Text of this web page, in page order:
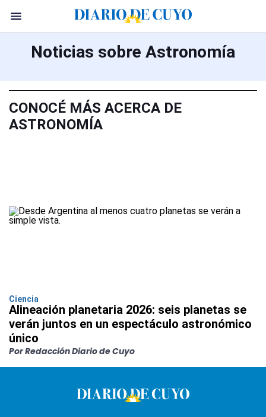
Noticias sobre Astronomía
CONOCÉ MÁS ACERCA DE
ASTRONOMÍA
Ciencia
Alineación planetaria 2026: seis planetas se
verán juntos en un espectáculo astronómico
único
Por Redacción Diario de Cuyo